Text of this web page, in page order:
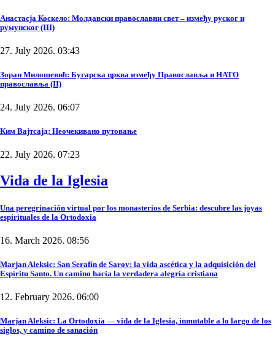
Анастасја Коскело: Молдавски православни свет – између руског и
румунског (III)
27. July 2026. 03:43
Зоран Милошевић: Бугарска црква између Православља и НАТО
православља (II)
24. July 2026. 06:07
Ким Вајтсајд: Неочекивано путовање
22. July 2026. 07:23
Vida de la Iglesia
Una peregrinación virtual por los monasterios de Serbia: descubre las joyas
espirituales de la Ortodoxia
16. March 2026. 08:56
Marjan Aleksic: San Serafín de Sarov: la vida ascética y la adquisición del
Espíritu Santo. Un camino hacia la verdadera alegría cristiana
12. February 2026. 06:00
Marjan Aleksic: La Ortodoxia — vida de la Iglesia, inmutable a lo largo de los
siglos, y camino de sanación